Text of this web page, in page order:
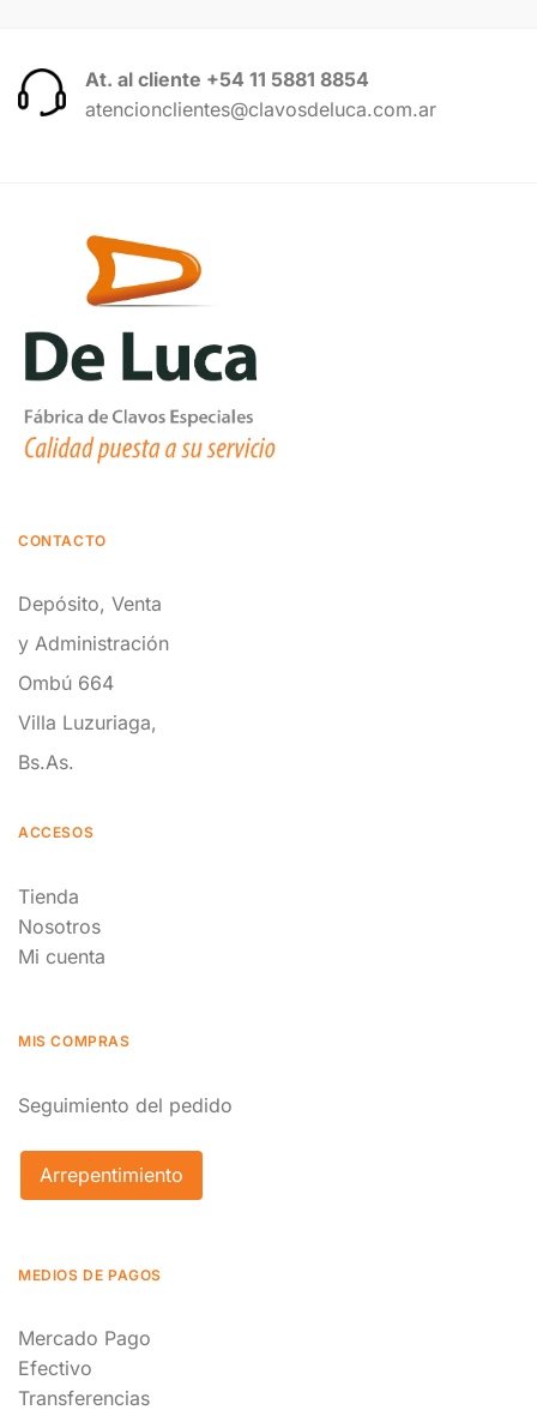
At. al cliente +54 11 5881 8854
atencionclientes@clavosdeluca.com.ar
CONTACTO
Depósito, Venta
y Administración
Ombú 664
Villa Luzuriaga,
Bs.As.
ACCESOS
Tienda
Nosotros
Mi cuenta
MIS COMPRAS
Seguimiento del pedido
Arrepentimiento
MEDIOS DE PAGOS
Mercado Pago
Efectivo
Transferencias